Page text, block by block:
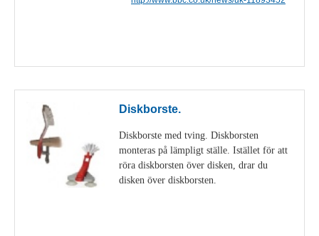
Diskborste.
Diskborste med tving. Diskborsten
monteras på lämpligt ställe. Istället för att
röra diskborsten över disken, drar du
disken över diskborsten.